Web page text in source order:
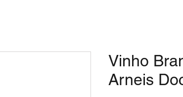
Vinho
Arneis